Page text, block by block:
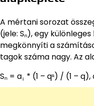
A mértani sorozat
(jele: Sₙ), egy
megkönnyíti a
tagok száma nagy. Az
Sₙ = a₁ * (1 – qⁿ) / (1 – q),